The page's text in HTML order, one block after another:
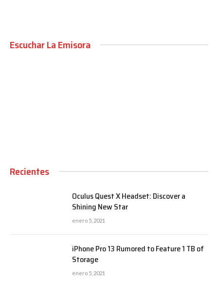
Escuchar La Emisora
Recientes
Oculus Quest X Headset: Discover a
Shining New Star
enero 5, 2021
iPhone Pro 13 Rumored to Feature 1 TB of
Storage
enero 5, 2021